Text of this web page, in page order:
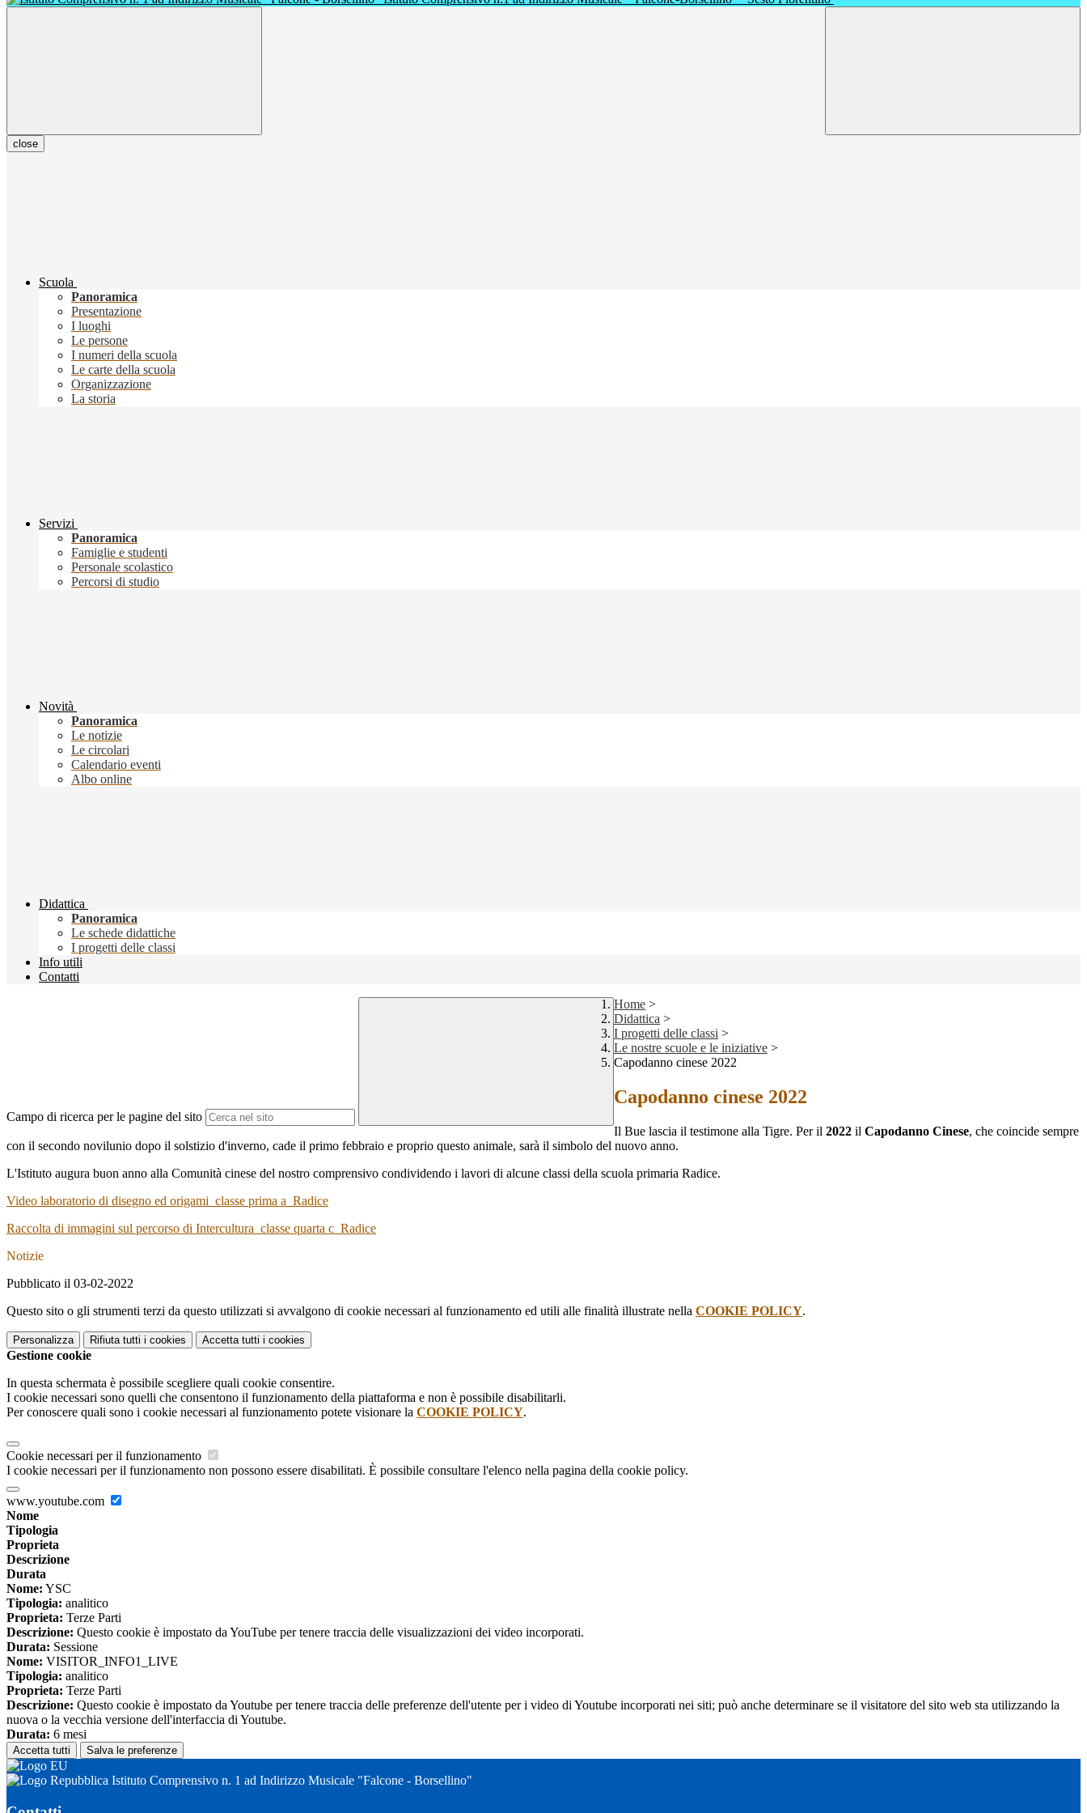
close
Scuola
Panoramica
Presentazione
I luoghi
Le persone
I numeri della scuola
Le carte della scuola
Organizzazione
La storia
Servizi
Panoramica
Famiglie e studenti
Personale scolastico
Percorsi di studio
Novità
Panoramica
Le notizie
Le circolari
Calendario eventi
Albo online
Didattica
Panoramica
Le schede didattiche
I progetti delle classi
Info utili
Contatti
Campo di ricerca per le pagine del sito
Home >
Didattica >
I progetti delle classi >
Le nostre scuole e le iniziative >
Capodanno cinese 2022
Capodanno cinese 2022
Il Bue lascia il testimone alla Tigre. Per il 2022 il Capodanno Cinese, che coincide sempre
con il secondo novilunio dopo il solstizio d'inverno, cade il primo febbraio e proprio questo animale, sarà il simbolo del nuovo anno.
L'Istituto augura buon anno alla Comunità cinese del nostro comprensivo condividendo i lavori di alcune classi della scuola primaria Radice.
Video laboratorio di disegno ed origami_classe prima a_Radice
Raccolta di immagini sul percorso di Intercultura_classe quarta c_Radice
Notizie
Pubblicato il 03-02-2022
Questo sito o gli strumenti terzi da questo utilizzati si avvalgono di cookie necessari al funzionamento ed utili alle finalità illustrate nella COOKIE POLICY.
Personalizza Rifiuta tutti i cookies Accetta tutti i cookies
Gestione cookie
In questa schermata è possibile scegliere quali cookie consentire.
I cookie necessari sono quelli che consentono il funzionamento della piattaforma e non è possibile disabilitarli.
Per conoscere quali sono i cookie necessari al funzionamento potete visionare la COOKIE POLICY.
Cookie necessari per il funzionamento
I cookie necessari per il funzionamento non possono essere disabilitati. È possibile consultare l'elenco nella pagina della cookie policy.
www.youtube.com
Nome
Tipologia
Proprieta
Descrizione
Durata
Nome: YSC
Tipologia: analitico
Proprieta: Terze Parti
Descrizione: Questo cookie è impostato da YouTube per tenere traccia delle visualizzazioni dei video incorporati.
Durata: Sessione
Nome: VISITOR_INFO1_LIVE
Tipologia: analitico
Proprieta: Terze Parti
Descrizione: Questo cookie è impostato da Youtube per tenere traccia delle preferenze dell'utente per i video di Youtube incorporati nei siti; può anche determinare se il visitatore del sito web sta utilizzando la
nuova o la vecchia versione dell'interfaccia di Youtube.
Durata: 6 mesi
Accetta tutti Salva le preferenze
Istituto Comprensivo n. 1 ad Indirizzo Musicale "Falcone - Borsellino"